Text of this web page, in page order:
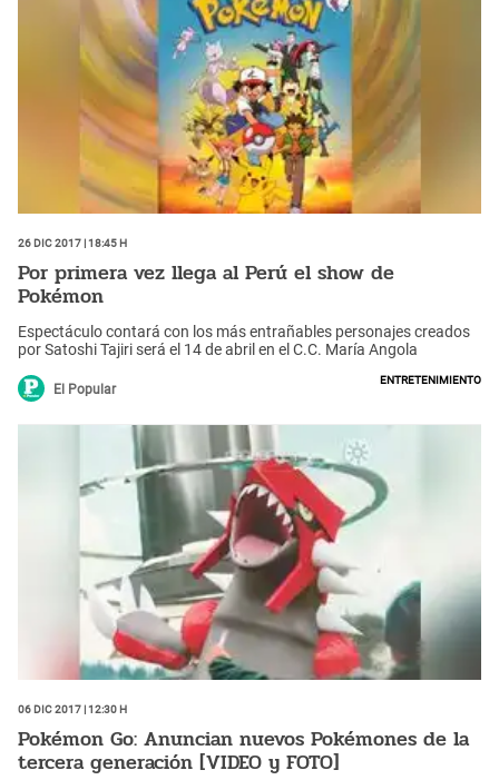
26 Dic 2017 | 18:45 h
Por primera vez llega al Perú el show de
Pokémon
Espectáculo contará con los más entrañables personajes creados
por Satoshi Tajiri será el 14 de abril en el C.C. María Angola
El Popular
entretenimiento
06 Dic 2017 | 12:30 h
Pokémon Go: Anuncian nuevos Pokémones de la
tercera generación [VIDEO y FOTO]